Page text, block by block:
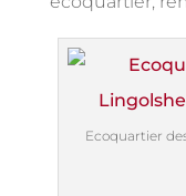
Ecoquartier